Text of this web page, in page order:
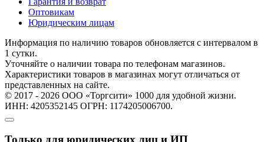
Оптовикам
Юридическим лицам
Информация по наличию товаров обновляется с интервалом в
1 сутки.
Уточняйте о наличии товара по телефонам магазинов.
Характеристики товаров в магазинах могут отличаться от
представленных на сайте.
© 2017 - 2026 ООО «Торгсити» 1000 для удобной жизни.
ИНН: 4205352145 ОГРН: 1174205006700.
Только для юридических лиц и ИП